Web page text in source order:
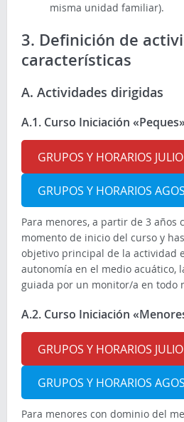
misma unidad familiar).
3. Definición de
características
A. Actividades dirigidas
A.1. Curso Iniciación
GRUPOS Y HORARIOS JULIO
GRUPOS Y HORARIOS
Para menores, a partir de 3 años
momento de inicio del curso y
objetivo principal de la actividad
autonomía en el medio acuático,
guiada por un monitor/a en todo
A.2. Curso Iniciación
GRUPOS Y HORARIOS JULIO
GRUPOS Y HORARIOS
Para menores con dominio del